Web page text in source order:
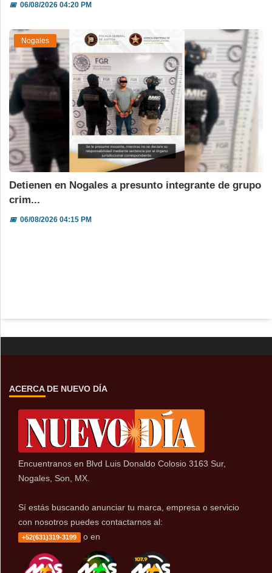
📅06/08/2026 04:20 PM
Nogales
Detienen en Nogales a presunto integrante de grupo
crim...
📅06/08/2026 04:15 PM
ACERCA DE NUEVO DÍA
Encuentranos en Blvd Luis Donaldo Colosio 3163 Sur,
Nogales, Son, MX.
Sí estás buscando anunciar tu marca, empresa o servicio
con nosotros puedes contactarnos al:
+52(631)319-3199 o en